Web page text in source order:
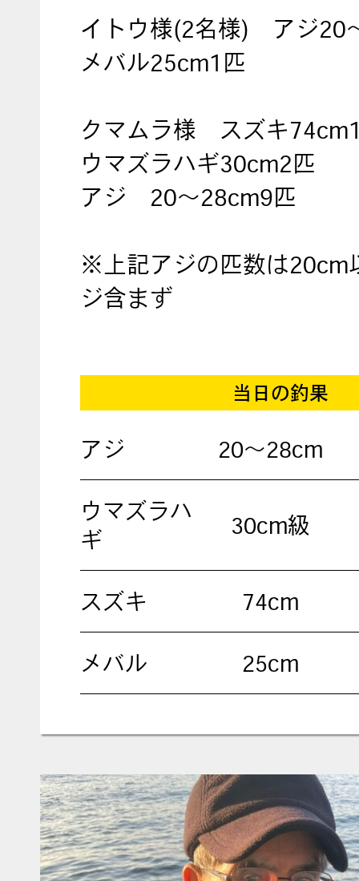
イトウ様(2名様) アジ20
メバル25cm1匹
クマムラ様 スズキ
ウマズラハギ30cm2匹
アジ 20～28cm9匹
※上記アジの匹数は20cm
ジ含まず
当日の釣果
アジ 20～28cm
ウマズラハ
ギ
30cm級
スズキ 74cm
メバル 25cm